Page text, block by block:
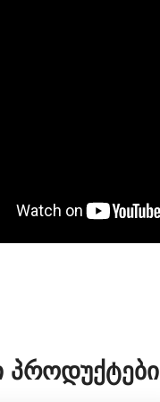
Პროდუქტები